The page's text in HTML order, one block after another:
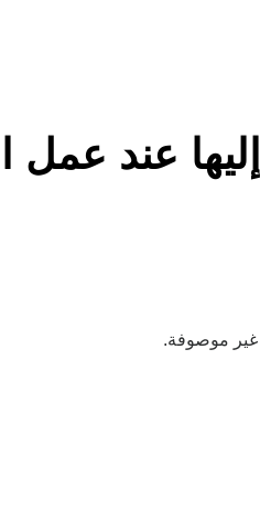
عند عمل
غير موصوفة.